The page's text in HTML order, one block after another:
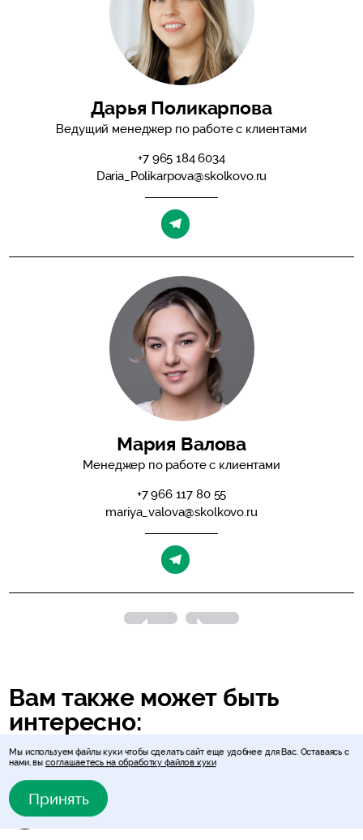
Дарья Поликарпова
Ведущий менеджер по работе с клиентами
+7 965 184 6034
Daria_Polikarpova@skolkovo.ru
Мария Валова
Менеджер по работе с клиентами
+7 966 117 80 55
mariya_valova@skolkovo.ru
Вам также может быть
интересно:
5 октября
08:00
Мы используем файлы куки чтобы сделать сайт еще удобнее для Вас. Оставаясь с
нами, вы соглашаетесь на обработку файлов куки
Принять